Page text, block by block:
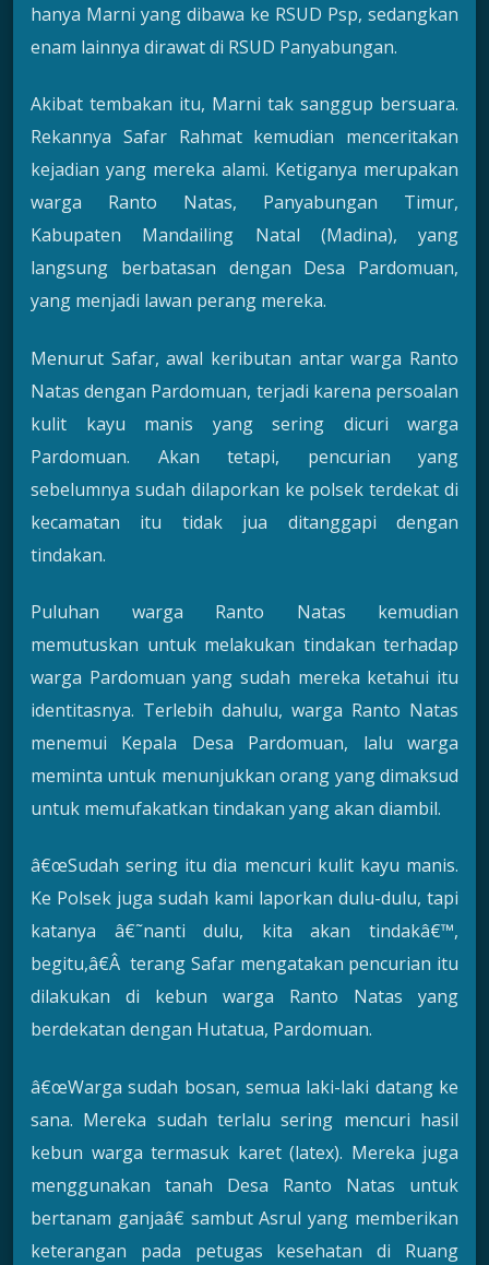
hanya Marni yang dibawa ke RSUD Psp, sedangkan
enam lainnya dirawat di RSUD Panyabungan.
Akibat tembakan itu, Marni tak sanggup bersuara.
Rekannya Safar Rahmat kemudian menceritakan
kejadian yang mereka alami. Ketiganya merupakan
warga Ranto Natas, Panyabungan Timur,
Kabupaten Mandailing Natal (Madina), yang
langsung berbatasan dengan Desa Pardomuan,
yang menjadi lawan perang mereka.
Menurut Safar, awal keributan antar warga Ranto
Natas dengan Pardomuan, terjadi karena persoalan
kulit kayu manis yang sering dicuri warga
Pardomuan. Akan tetapi, pencurian yang
sebelumnya sudah dilaporkan ke polsek terdekat di
kecamatan itu tidak jua ditanggapi dengan
tindakan.
Puluhan warga Ranto Natas kemudian
memutuskan untuk melakukan tindakan terhadap
warga Pardomuan yang sudah mereka ketahui itu
identitasnya. Terlebih dahulu, warga Ranto Natas
menemui Kepala Desa Pardomuan, lalu warga
meminta untuk menunjukkan orang yang dimaksud
untuk memufakatkan tindakan yang akan diambil.
â€œSudah sering itu dia mencuri kulit kayu manis.
Ke Polsek juga sudah kami laporkan dulu-dulu, tapi
katanya â€˜nanti dulu, kita akan tindakâ€™,
begitu,â€Â terang Safar mengatakan pencurian itu
dilakukan di kebun warga Ranto Natas yang
berdekatan dengan Hutatua, Pardomuan.
â€œWarga sudah bosan, semua laki-laki datang ke
sana. Mereka sudah terlalu sering mencuri hasil
kebun warga termasuk karet (latex). Mereka juga
menggunakan tanah Desa Ranto Natas untuk
bertanam ganjaâ€ sambut Asrul yang memberikan
keterangan pada petugas kesehatan di Ruang